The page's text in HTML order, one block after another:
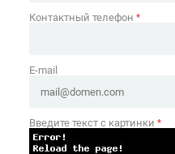
Контактный телефон *
E-mail
Введите текст с картинки *